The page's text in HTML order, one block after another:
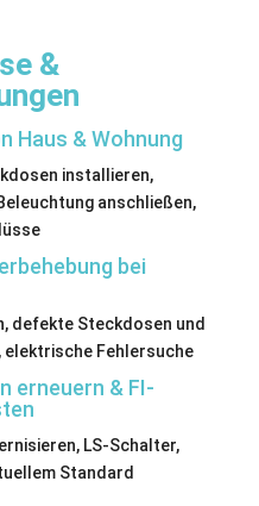
&
Haus & Wohnung
installieren,
anschließen,
bei
defekte Steckdosen und
elektrische Fehlersuche
erneuern & FI-
LS-Schalter,
Standard